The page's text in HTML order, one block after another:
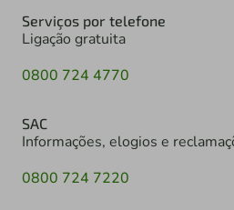
Serviços por telefone
Ligação gratuita
0800 724 4770
SAC
Informações, elogios e
0800 724 7220